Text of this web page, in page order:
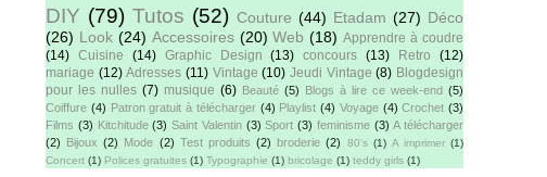
DIY (79) Tutos (52) Couture (44) Etadam (27) Déco
(26) Look (24) Accessoires (20) Web (18) Apprendre à coudre
(14) Cuisine (14) Graphic Design (13) concours (13) Retro
(12)
mariage (12) Adresses (11) Vintage (10) Jeudi Vintage (8) Blogdesign
pour les nulles (7) musique (6) Beauté (5) Blogs à lire ce week-end (5)
Coiffure (4) Patron gratuit à télécharger (4) Playlist (4) Voyage (4) Crochet (3)
Films (3) Kitchitude (3) Saint Valentin (3) Sport (3) feminisme (3) A télécharger
(2) Bijoux (2) Mode (2) Test produits (2) broderie (2) 80's (1) A imprimer (1)
Concert (1) Polices gratuites (1) Typographie (1) bricolage (1) teddy girls (1)